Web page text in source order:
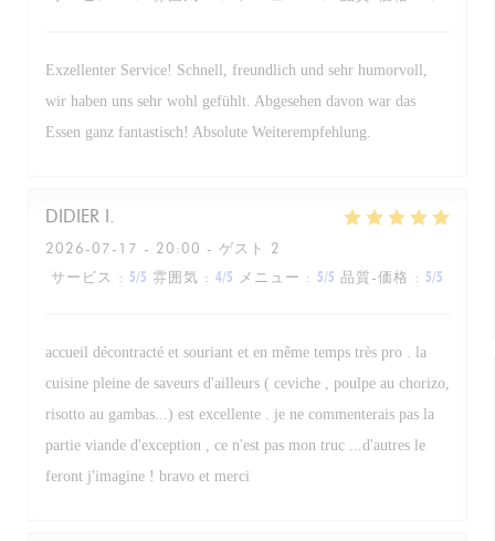
Exzellenter Service! Schnell, freundlich und sehr humorvoll,
wir haben uns sehr wohl gefühlt. Abgesehen davon war das
Essen ganz fantastisch! Absolute Weiterempfehlung.
DIDIER I
2026-07-17 - 20:00 - ゲスト 2
サービス : 5/5 雰囲気 : 4/5 メニュー : 5/5 品質-価格 : 5/5
accueil décontracté et souriant et en même temps très pro . la
cuisine pleine de saveurs d'ailleurs ( ceviche , poulpe au chorizo,
risotto au gambas...) est excellente . je ne commenterais pas la
partie viande d'exception , ce n'est pas mon truc ...d'autres le
feront j'imagine ! bravo et merci